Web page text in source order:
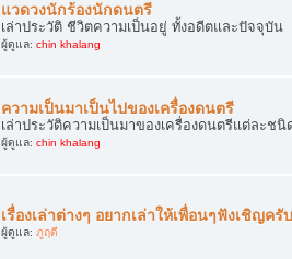
แวดวงนักร้องนักดนตรี
เล่าประวัติ ชีวิตความเป็นอยู่ ทั้งอดีตและปัจจุบัน
ผู้ดูแล: chin khalang
ความเป็นมาเป็นไปของเครื่องดนตรี
เล่าประวัติความเป็นมาของเครื่องดนตรีแต่ละชนิ
ผู้ดูแล: chin khalang
เรื่องเล่าต่างๆ อยากเล่าให้เพื่อนๆฟังเชิญครับ
ผู้ดูแล: ภูฤดี